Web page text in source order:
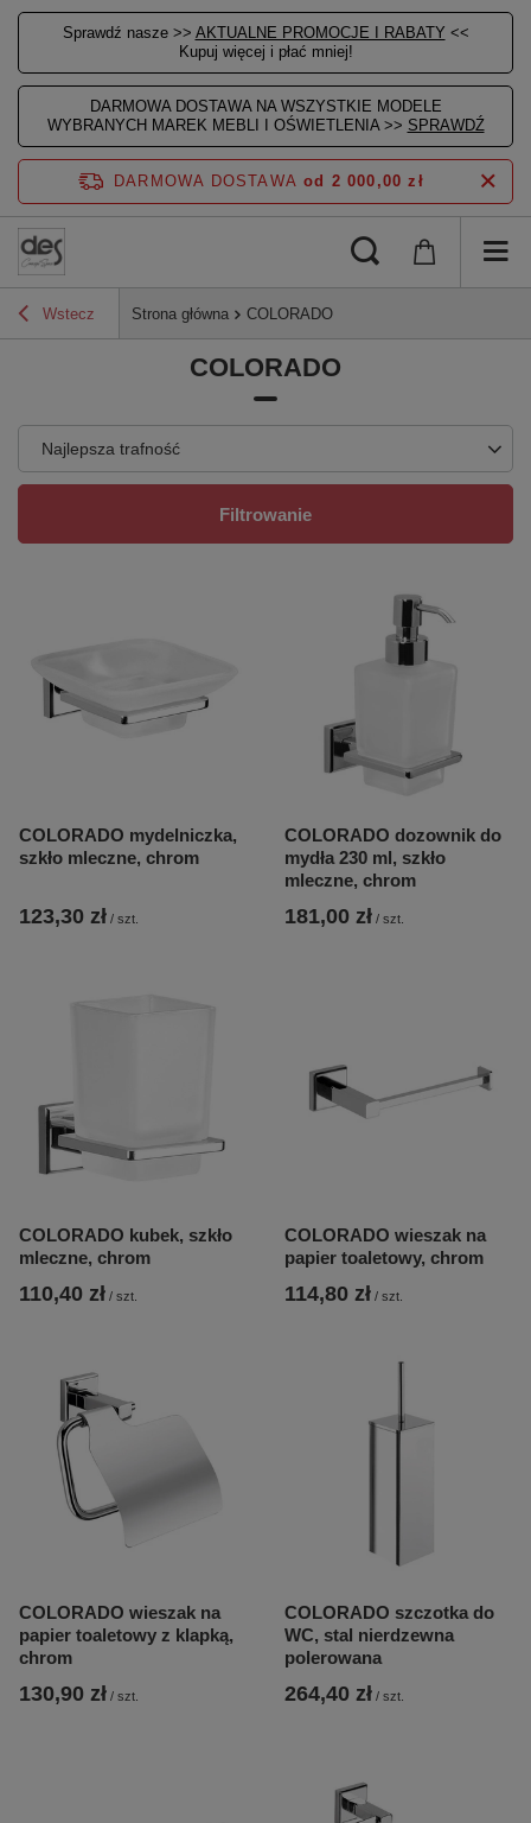
Sprawdź nasze >> AKTUALNE PROMOCJE I RABATY <<
Kupuj więcej i płać mniej!
DARMOWA DOSTAWA NA WSZYSTKIE MODELE
WYBRANYCH MAREK MEBLI I OŚWIETLENIA >> SPRAWDŹ
DARMOWA DOSTAWA od 2 000,00 zł
Wstecz Strona główna COLORADO
COLORADO
Najlepsza trafność
Filtrowanie
COLORADO mydelniczka,
szkło mleczne, chrom
123,30 zł / szt.
COLORADO dozownik do
mydła 230 ml, szkło
mleczne, chrom
181,00 zł / szt.
COLORADO kubek, szkło
mleczne, chrom
110,40 zł / szt.
COLORADO wieszak na
papier toaletowy, chrom
114,80 zł / szt.
COLORADO wieszak na
papier toaletowy z klapką,
chrom
130,90 zł / szt.
COLORADO szczotka do
WC, stal nierdzewna
polerowana
264,40 zł / szt.